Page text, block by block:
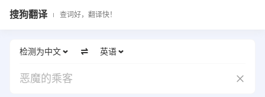
搜狗翻译 查词好，翻译快！
检测为中文 英语
恶魔的乘客